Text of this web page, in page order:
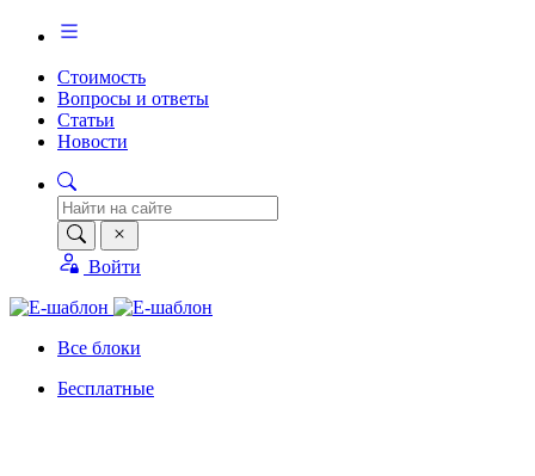
Стоимость
Вопросы и ответы
Статьи
Новости
Войти
Все блоки
Бесплатные